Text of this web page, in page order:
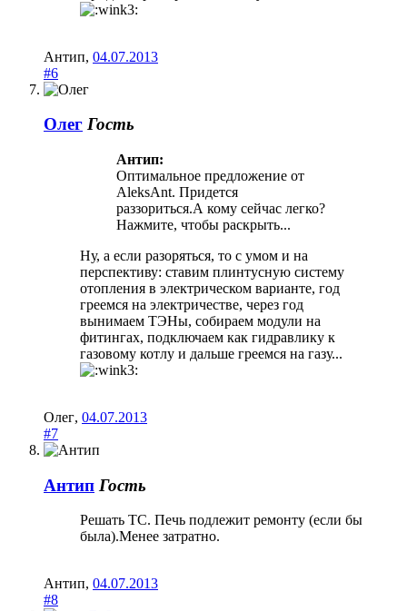
Антип, 04.07.2013
#6
Олег Гость
Антип:
Оптимальное предложение от
AleksAnt. Придется
раззориться.А кому сейчас легко?
Нажмите, чтобы раскрыть...
Ну, а если разоряться, то с умом и на
перспективу: ставим плинтусную систему
отопления в электрическом варианте, год
греемся на электричестве, через год
вынимаем ТЭНы, собираем модули на
фитингах, подключаем как гидравлику к
газовому котлу и дальше греемся на газу...
Олег, 04.07.2013
#7
Антип Гость
Решать ТС. Печь подлежит ремонту (если бы
была).Менее затратно.
Антип, 04.07.2013
#8